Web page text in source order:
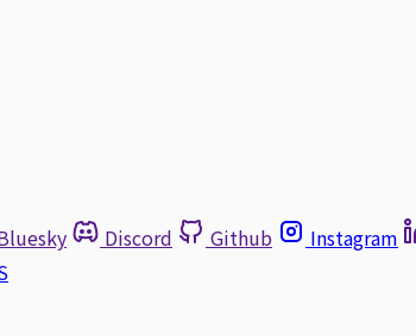
Discord Github Instagram